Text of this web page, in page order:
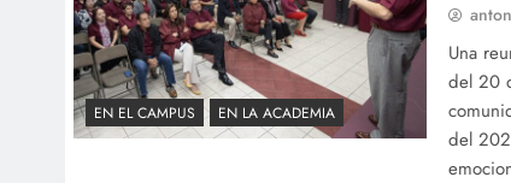
EN EL CAMPUS EN LA ACADEMIA
Una
del 20
del